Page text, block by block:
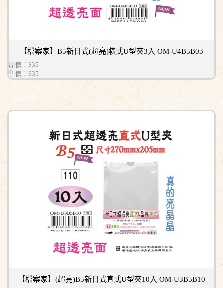
【檔案家】B5新日式(超亮)橫式U型夾3入 OM-U4B5B03
原價：$35
售價： $35
【檔案家】(超亮)B5新日式直式U型夾10入 OM-U3B5B10